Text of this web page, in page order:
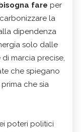
fare per
la
dipendenza
solo dalle
marcia precise,
che spiegano
che sia
poteri politici